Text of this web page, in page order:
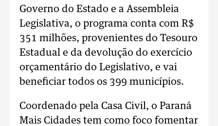
Governo do Estado e a Assembleia
Legislativa, o programa conta com R$
351 milhões, provenientes do Tesouro
Estadual e da devolução do exercício
orçamentário do Legislativo, e vai
beneficiar todos os 399 municípios.
Coordenado pela Casa Civil, o Paraná
Mais Cidades tem como foco fomentar